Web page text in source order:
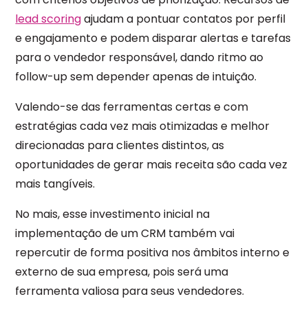
lead scoringajudam a pontuar contatos por perfil
e engajamento e podem disparar alertas e tarefas
para o vendedor responsável, dando ritmo ao
follow-up sem depender apenas de intuição.
Valendo-se das ferramentas certas e com
estratégias cada vez mais otimizadas e melhor
direcionadas para clientes distintos, as
oportunidades de gerar mais receita são cada vez
mais tangíveis.
No mais, esse investimento inicial na
implementação de um CRM também vai
repercutir de forma positiva nos âmbitos interno e
externo de sua empresa, pois será uma
ferramenta valiosa para seus vendedores.